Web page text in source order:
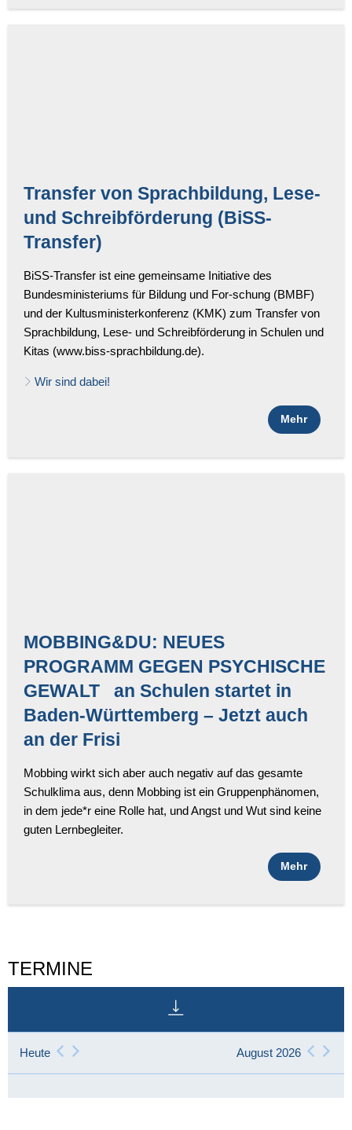
Transfer von Sprachbildung, Lese-
und Schreibförderung (BiSS-
Transfer)
BiSS-Transfer ist eine gemeinsame Initiative des
Bundesministeriums für Bildung und For-schung (BMBF)
und der Kultusministerkonferenz (KMK) zum Transfer von
Sprachbildung, Lese- und Schreibförderung in Schulen und
Kitas (www.biss-sprachbildung.de).
Wir sind dabei!
Mehr
MOBBING&DU: NEUES
PROGRAMM GEGEN PSYCHISCHE
GEWALT an Schulen startet in
Baden-Württemberg – Jetzt auch
an der Frisi
Mobbing wirkt sich aber auch negativ auf das gesamte
Schulklima aus, denn Mobbing ist ein Gruppenphänomen,
in dem jede*r eine Rolle hat, und Angst und Wut sind keine
guten Lernbegleiter.
Mehr
TERMINE
Heute August 2026